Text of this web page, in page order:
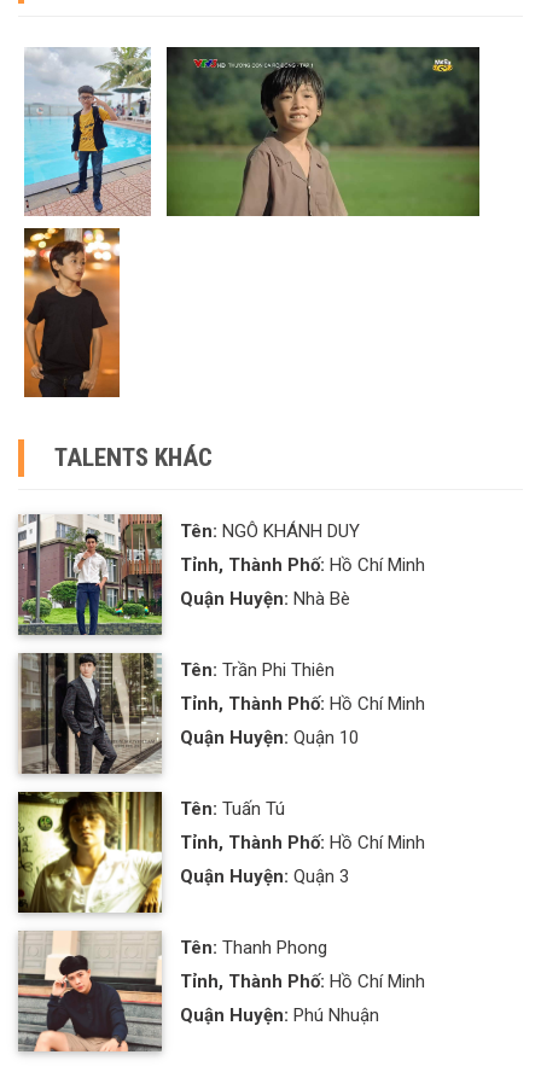
TALENTS KHÁC
Tên: NGÔ KHÁNH DUY
Tỉnh, Thành Phố: Hồ Chí Minh
Quận Huyện: Nhà Bè
Tên: Trần Phi Thiên
Tỉnh, Thành Phố: Hồ Chí Minh
Quận Huyện: Quận 10
Tên: Tuấn Tú
Tỉnh, Thành Phố: Hồ Chí Minh
Quận Huyện: Quận 3
Tên: Thanh Phong
Tỉnh, Thành Phố: Hồ Chí Minh
Quận Huyện: Phú Nhuận